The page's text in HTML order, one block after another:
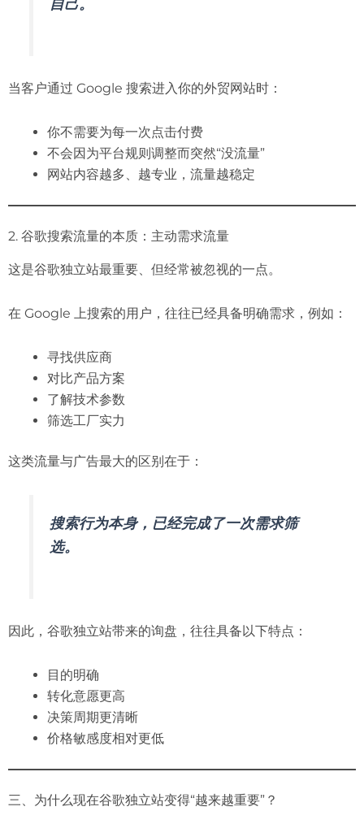
当客户通过 Google 搜索进入你的外贸网站时：
你不需要为每一次点击付费
不会因为平台规则调整而突然“没流量”
网站内容越多、越专业，流量越稳定
2. 谷歌搜索流量的本质：主动需求流量
这是谷歌独立站最重要、但经常被忽视的一点。
在 Google 上搜索的用户，往往已经具备明确需求，例如：
寻找供应商
对比产品方案
了解技术参数
筛选工厂实力
这类流量与广告最大的区别在于：
搜索行为本身，已经完成了一次需求筛
选。
因此，谷歌独立站带来的询盘，往往具备以下特点：
目的明确
转化意愿更高
决策周期更清晰
价格敏感度相对更低
三、为什么现在谷歌独立站变得“越来越重要”？